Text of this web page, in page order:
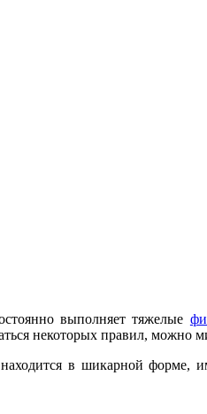
выполняет тяжелые
некоторых правил, можно
в шикарной